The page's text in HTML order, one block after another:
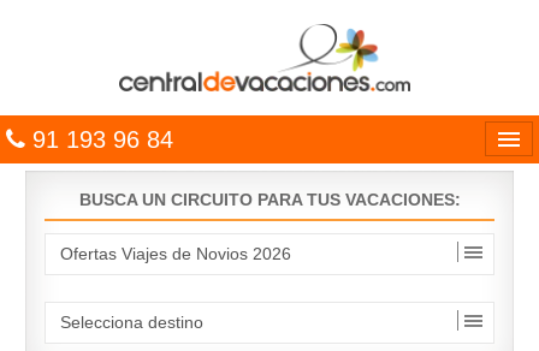
91 193 96 84
Entrar
BUSCA UN CIRCUITO PARA TUS VACACIONES: